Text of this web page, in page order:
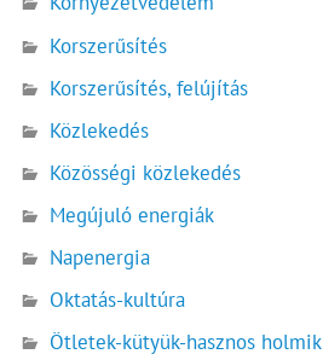
Korszerűsítés
Korszerűsítés, felújítás
Közlekedés
Közösségi közlekedés
Megújuló energiák
Napenergia
Oktatás-kultúra
Ötletek-kütyük-hasznos holmik